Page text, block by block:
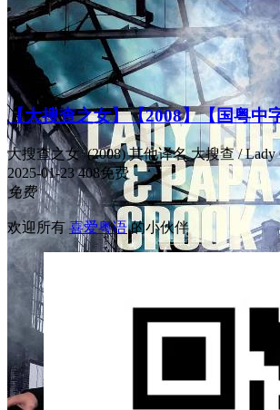
全部资源 粤语原声电影·粤语电影
【大搜查之女】【2008】【国粤中
大搜查之女 (2008) 其他译名 大搜查 / Lady
2025-01-23408免费
免费
欢迎所有喜爱粤语的小伙伴